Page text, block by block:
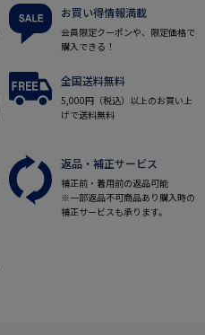
お買い得情報満載
会員限定クーポンや、限定価格で
購入できる！
全国送料無料
5,000円（税込）以上のお買い上
げで送料無料
返品・補正サービス
補正前・着用前の返品可能
※一部返品不可商品あり購入時の
補正サービスも承ります。